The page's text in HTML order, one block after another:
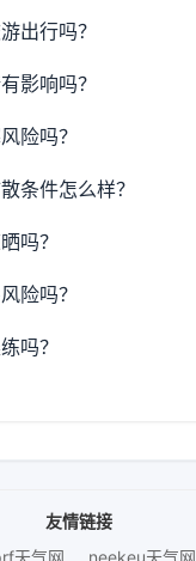
出行吗？
影响吗？
险吗？
条件怎么样？
吗？
险吗？
吗？
友情链接
天气网 neekeu天气网